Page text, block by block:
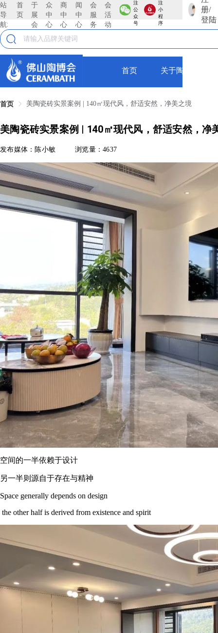
站
导
航:
首
页
于
展
会
众
中
心
商
中
心
闻
中
心
会
服
务
会
活
动
注
公
众
号
注
小
程
序
册/
登陆
首页 关于陶博会
首页 美陶瓷砖实景案例 | 140㎡现代风，舒适安然，净美之境
美陶瓷砖实景案例 | 140㎡现代风，舒适安然，净
发布媒体：陈小敏 浏览量：4637
空间的一半依赖于设计
另一半则源自于存在与精神
Space generally depends on design
the other half is derived from existence and spirit